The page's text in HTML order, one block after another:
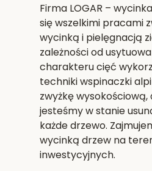
Firma LOGAR –
się wszelkimi pracami
wycinką i pielęgnacją
zależności od
charakteru cięć
techniki wspinaczki
zwyżkę wysokościową,
jesteśmy w stanie
każde drzewo.
wycinką drzew na
inwestycyjnych.